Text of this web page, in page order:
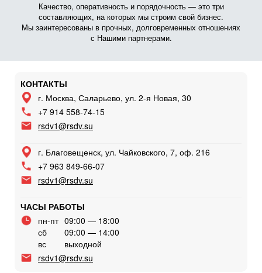
Качество, оперативность и порядочность — это три
составляющих, на которых мы строим свой бизнес.
Мы заинтересованы в прочных, долговременных отношениях
с Нашими партнерами.
КОНТАКТЫ
г. Москва, Саларьево, ул. 2-я Новая, 30
+7 914 558-74-15
rsdv1@rsdv.su
г. Благовещенск, ул. Чайковского, 7, оф. 216
+7 963 849-66-07
rsdv1@rsdv.su
ЧАСЫ РАБОТЫ
пн-пт 09:00 — 18:00
сб
09:00 — 14:00
вс
выходной
rsdv1@rsdv.su